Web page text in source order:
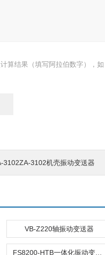
算结果（填写阿拉伯数字），
3102ZA-3102机壳振动变送器
VB-Z220轴振动变送器